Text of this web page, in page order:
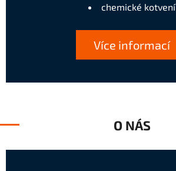
chemické kotvení
Více informací
O NÁS